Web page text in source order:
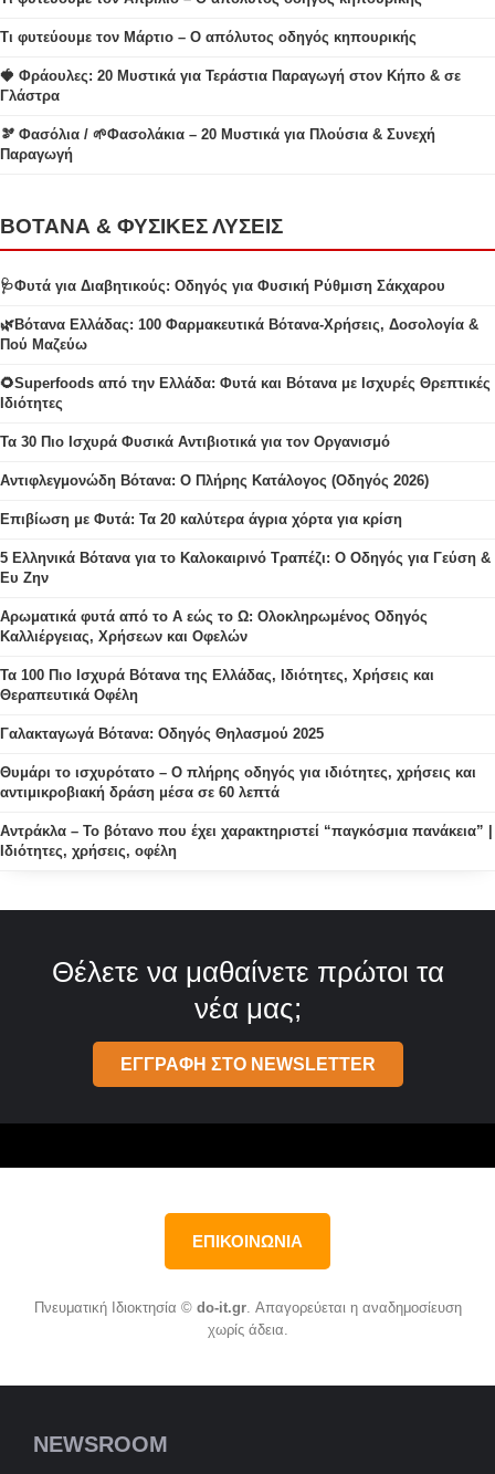
Τι φυτεύουμε τον Μάρτιο – Ο απόλυτος οδηγός κηπουρικής
🍓 Φράουλες: 20 Μυστικά για Τεράστια Παραγωγή στον Κήπο & σε
Γλάστρα
🫘 Φασόλια / 🌱Φασολάκια – 20 Μυστικά για Πλούσια & Συνεχή
Παραγωγή
ΒΟΤΑΝΑ & ΦΥΣΙΚΕΣ ΛΥΣΕΙΣ
🩺Φυτά για Διαβητικούς: Οδηγός για Φυσική Ρύθμιση Σάκχαρου
🌿Βότανα Ελλάδας: 100 Φαρμακευτικά Βότανα-Χρήσεις, Δοσολογία &
Πού Μαζεύω
🌻Superfoods από την Ελλάδα: Φυτά και Βότανα με Ισχυρές Θρεπτικές
Ιδιότητες
Τα 30 Πιο Ισχυρά Φυσικά Αντιβιοτικά για τον Οργανισμό
Αντιφλεγμονώδη Βότανα: Ο Πλήρης Κατάλογος (Οδηγός 2026)
Επιβίωση με Φυτά: Τα 20 καλύτερα άγρια χόρτα για κρίση
5 Ελληνικά Βότανα για το Καλοκαιρινό Τραπέζι: Ο Οδηγός για Γεύση &
Ευ Ζην
Αρωματικά φυτά από το Α εώς το Ω: Ολοκληρωμένος Οδηγός
Καλλιέργειας, Χρήσεων και Οφελών
Τα 100 Πιο Ισχυρά Βότανα της Ελλάδας, Ιδιότητες, Χρήσεις και
Θεραπευτικά Οφέλη
Γαλακταγωγά Βότανα: Οδηγός Θηλασμού 2025
Θυμάρι το ισχυρότατο – Ο πλήρης οδηγός για ιδιότητες, χρήσεις και
αντιμικροβιακή δράση μέσα σε 60 λεπτά
Αντράκλα – Το βότανο που έχει χαρακτηριστεί “παγκόσμια πανάκεια” |
Ιδιότητες, χρήσεις, οφέλη
Θέλετε να μαθαίνετε πρώτοι τα
νέα μας;
ΕΓΓΡΑΦΗ ΣΤΟ NEWSLETTER
ΕΠΙΚΟΙΝΩΝΙΑ
Πνευματική Ιδιοκτησία © do-it.gr. Απαγορεύεται η αναδημοσίευση
χωρίς άδεια.
NEWSROOM